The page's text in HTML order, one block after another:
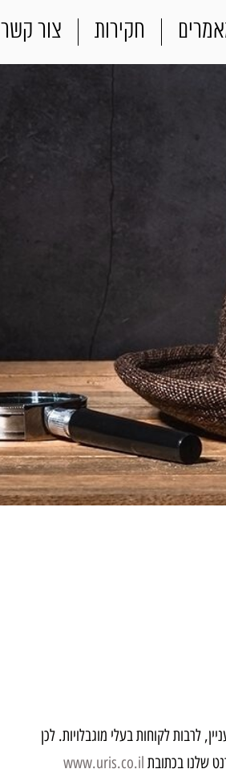
חקירות צור קשר
לרבות לקוחות בעלי מוגבלויות. לכן
שלנו בכתובת www.uris.co.il